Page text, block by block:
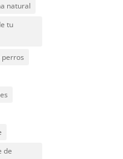
natural
tu
perros
de